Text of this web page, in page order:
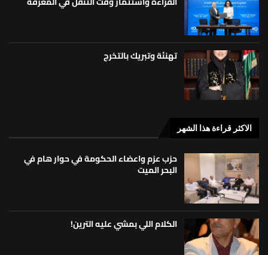
تهنئة وتبريك بالتخرج
الاكثر قراءة هذا الشهر
حزب عزم واعضاء الحكومة في حوار هام في
البحر الميت
الكلام اللي بمشي عليه الترين!